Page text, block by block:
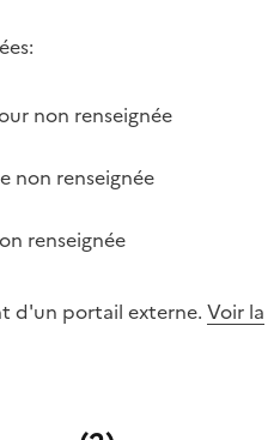
non renseignée
non renseignée
renseignée
d'un portail externe. Voir la